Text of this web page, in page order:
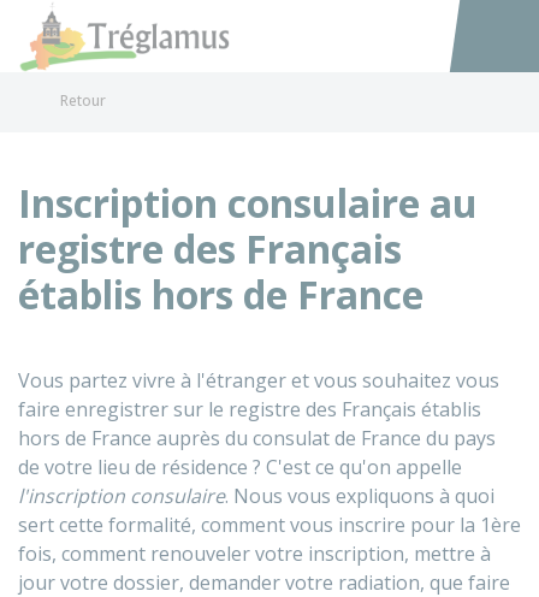
Accéder
Retour
Inscription consulaire au
registre des Français
établis hors de France
Vous partez vivre à l'étranger et vous souhaitez vous
faire enregistrer sur le registre des Français établis
hors de France auprès du consulat de France du pays
de votre lieu de résidence ? C'est ce qu'on appelle
l'inscription consulaire. Nous vous expliquons à quoi
sert cette formalité, comment vous inscrire pour la 1ère
fois, comment renouveler votre inscription, mettre à
jour votre dossier, demander votre radiation, que faire